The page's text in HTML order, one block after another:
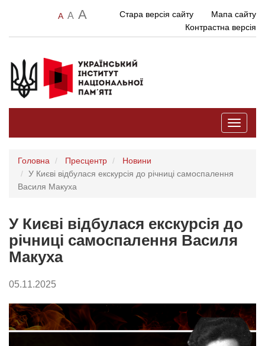
A A A Стара версія сайту
Мапа сайту
Контрастна версія
Toggle
Головна Пресцентр
Новини
У Києві відбулася екскурсія до річниці самоспалення
Василя Макуха
У Києві відбулася екскурсія до
річниці самоспалення Василя
Макуха
05.11.2025